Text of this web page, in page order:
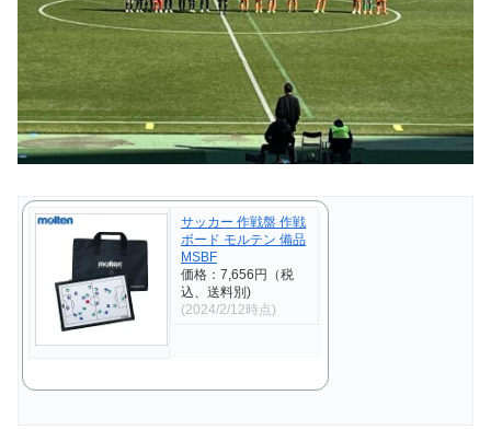
サッカー 作戦盤 作戦
ボード モルテン 備品
MSBF
価格：7,656円（税
込、送料別)
(2024/2/12時点)